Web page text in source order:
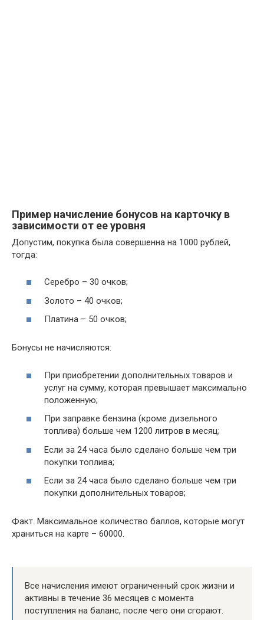
Пример начисление бонусов на карточку в
зависимости от ее уровня
Допустим, покупка была совершенна на 1000 рублей,
тогда:
Серебро – 30 очков;
Золото – 40 очков;
Платина – 50 очков;
Бонусы не начисляются:
При приобретении дополнительных товаров и
услуг на сумму, которая превышает максимально
положенную;
При заправке бензина (кроме дизельного
топлива) больше чем 1200 литров в месяц;
Если за 24 часа было сделано больше чем три
покупки топлива;
Если за 24 часа было сделано больше чем три
покупки дополнительных товаров;
Факт. Максимальное количество баллов, которые могут
храниться на карте – 60000.
Все начисления имеют ограниченный срок жизни и
активны в течение 36 месяцев с момента
поступления на баланс, после чего они сгорают.